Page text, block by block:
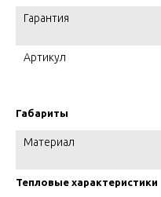
Гарантия
Артикул
Габариты
Материал
Тепловые характеристики